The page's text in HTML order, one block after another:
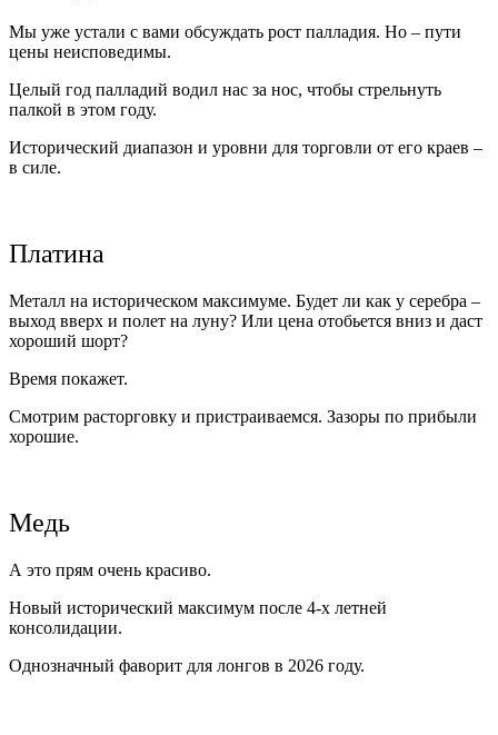
Мы уже устали с вами обсуждать рост палладия. Но – пути
цены неисповедимы.
Целый год палладий водил нас за нос, чтобы стрельнуть
палкой в этом году.
Исторический диапазон и уровни для торговли от его краев –
в силе.
Платина
Металл на историческом максимуме. Будет ли как у серебра –
выход вверх и полет на луну? Или цена отобьется вниз и даст
хороший шорт?
Время покажет.
Смотрим расторговку и пристраиваемся. Зазоры по прибыли
хорошие.
Медь
А это прям очень красиво.
Новый исторический максимум после 4-х летней
консолидации.
Однозначный фаворит для лонгов в 2026 году.